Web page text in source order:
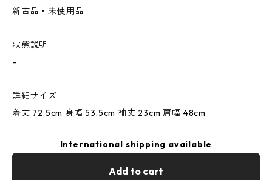
新古品・未使用品
状態説明
-
詳細サイズ
着丈 72.5cm 身幅 53.5cm 袖丈 23cm 肩幅 48cm
International shipping available
Add to cart